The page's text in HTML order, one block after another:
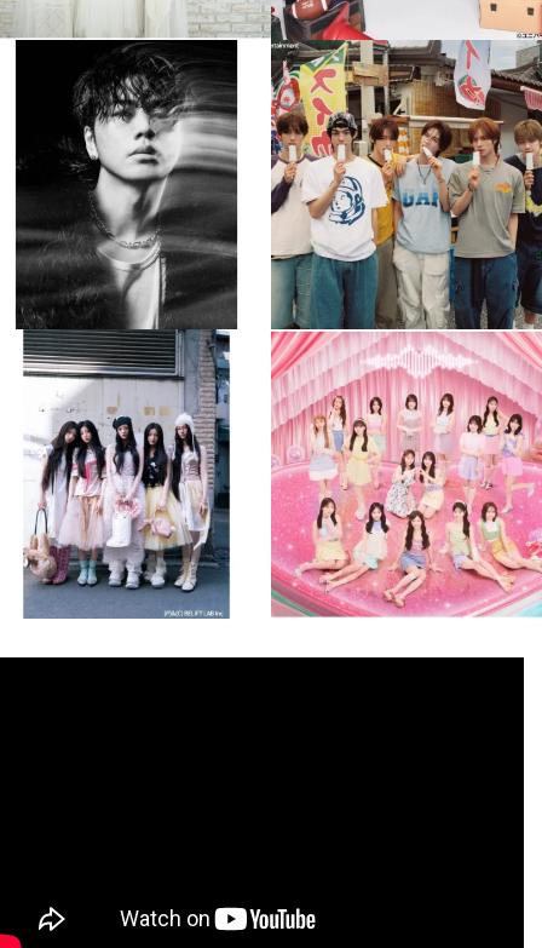
musicjapantv
💡8月特番放送決定！
...
8月 4
305 0
musicjapantv
💡8月特番放送決定！
...
8月 4
5 0
musicjapantv
💡8月特番放送決定！
8月 4
2 0
musicjapantv
💡8月特番放送決定！
...
8月 4
2 0